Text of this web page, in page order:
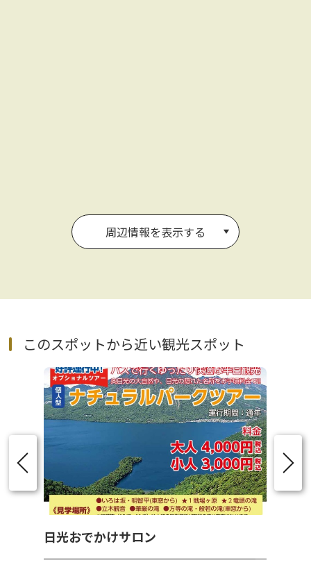
周辺情報を表示する
このスポットから近い観光スポット
日光おでかけサロン